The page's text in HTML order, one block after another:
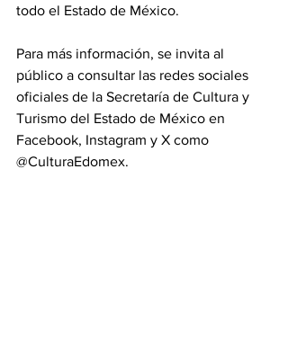
todo el Estado de México.
Para más información, se invita al
público a consultar las redes sociales
oficiales de la Secretaría de Cultura y
Turismo del Estado de México en
Facebook, Instagram y X como
@CulturaEdomex.